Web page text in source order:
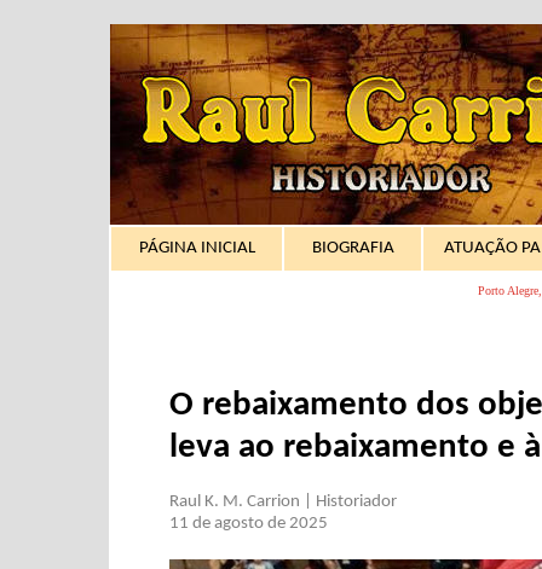
PÁGINA INICIAL BIOGRAFIA ATUAÇÃO
Porto Alegre,
O rebaixamento dos
leva ao rebaixamento e
Raul K. M. Carrion | Historiador
11 de agosto de 2025